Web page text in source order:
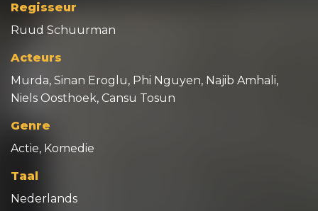
Regisseur
Ruud Schuurman
Acteurs
Murda, Sinan Eroglu, Phi Nguyen, Najib Amhali,
Niels Oosthoek, Cansu Tosun
Genre
Actie, Komedie
Taal
Nederlands